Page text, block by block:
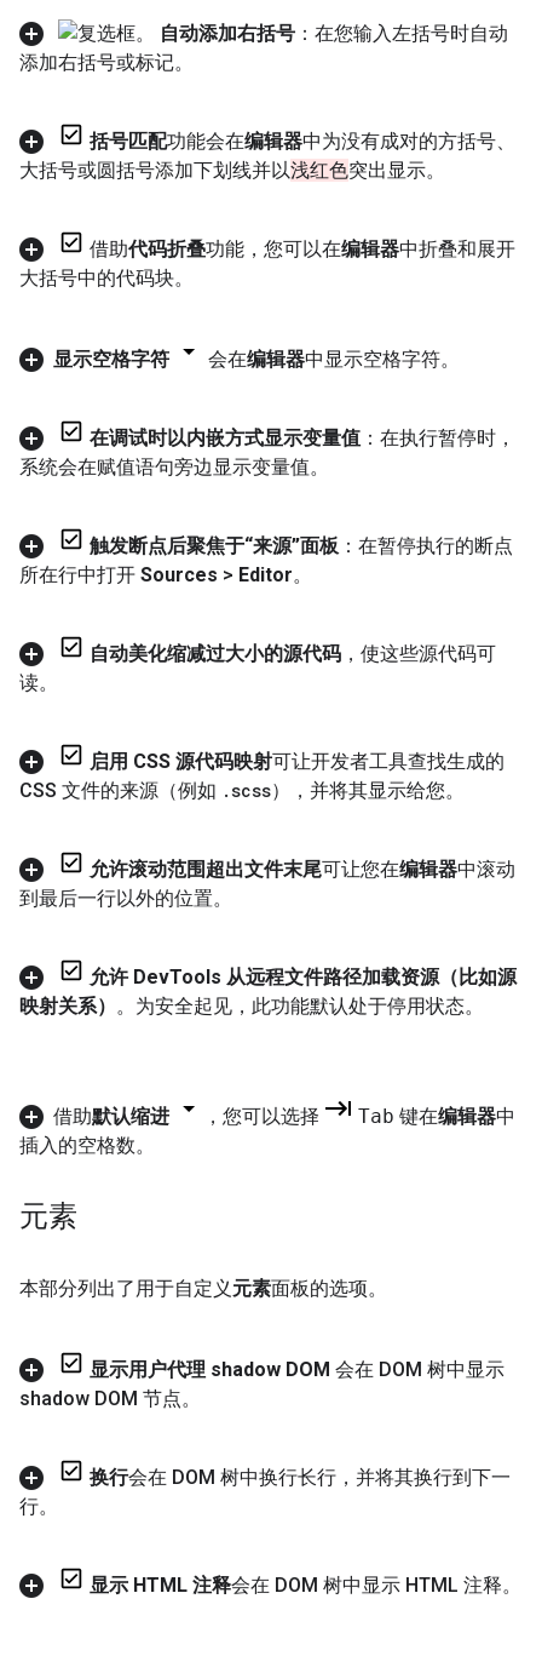
自动添加右括号 ：在您输入左括号时自动
添加右括号或标记。
括号匹配功能会在编辑器中为没有成对的方括号、
大括号或圆括号添加下划线并以浅红色突出显示。
借助代码折叠功能，您可以在编辑器中折叠和展开
大括号中的代码块。
显示空格字符 会在编辑器中显示空格字符。
在调试时以内嵌方式显示变量值 ：在执行暂停时，
系统会在赋值语句旁边显示变量值。
触发断点后聚焦于“来源”面板 ：在暂停执行的断点
所在行中打开 Sources > Editor。
自动美化缩减过大小的源代码 ，使这些源代码可
读。
启用 CSS 源代码映射可让开发者工具查找生成的
CSS 文件的来源（例如 .scss），并将其显示给您。
允许滚动范围超出文件末尾可让您在编辑器中滚动
到最后一行以外的位置。
允许 DevTools 从远程文件路径加载资源（比如源
映射关系） 。为安全起见，此功能默认处于停用状态。
借助默认缩进 ，您可以选择 Tab 键在编辑器中
插入的空格数。
元素
本部分列出了用于自定义 元素面板的选项。
显示用户代理 shadow DOM 会在 DOM 树中显示
shadow DOM 节点。
换行会在 DOM 树中换行长行，并将其换行到下一
行。
显示 HTML 注释会在 DOM 树中显示 HTML 注释。